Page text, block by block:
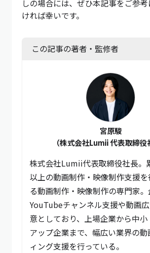
しの場合には、ぜひ本記事をご参
ければ幸いです。
この記事の著者・監修者
宮原駿
（株式会社Lumii 代表取締役
株式会社Lumii代表取締役社長。
以上の動画制作・映像制作支援
る動画制作・映像制作の専門家
YouTubeチャンネル支援や動画
意としており、上場企業から中小
アップ企業まで、幅広い業界の
ィング支援を行っている。